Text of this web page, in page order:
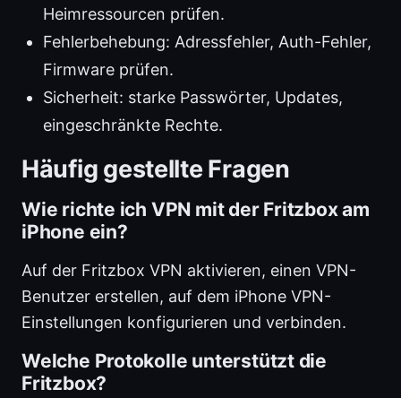
Heimressourcen prüfen.
Fehlerbehebung: Adressfehler, Auth-Fehler,
Firmware prüfen.
Sicherheit: starke Passwörter, Updates,
eingeschränkte Rechte.
Häufig gestellte Fragen
Wie richte ich VPN mit der Fritzbox am
iPhone ein?
Auf der Fritzbox VPN aktivieren, einen VPN-
Benutzer erstellen, auf dem iPhone VPN-
Einstellungen konfigurieren und verbinden.
Welche Protokolle unterstützt die
Fritzbox?